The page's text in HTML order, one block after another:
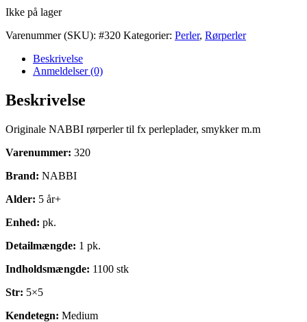
Ikke på lager
Varenummer (SKU): #320 Kategorier: Perler, Rørperler
Beskrivelse
Anmeldelser (0)
Beskrivelse
Originale NABBI rørperler til fx perleplader, smykker m.m
Varenummer: 320
Brand: NABBI
Alder: 5 år+
Enhed: pk.
Detailmængde: 1 pk.
Indholdsmængde: 1100 stk
Str: 5×5
Kendetegn: Medium